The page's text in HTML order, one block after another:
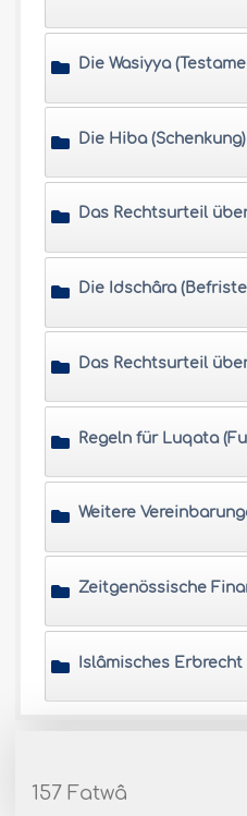
Die Hiba (Schenkung)
Islâmisches Erbrecht
157 Fatwâ